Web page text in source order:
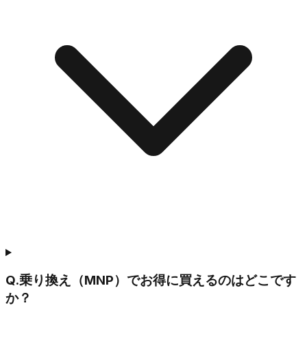
Q.乗り換え（MNP）でお得に買えるのはどこです
か？